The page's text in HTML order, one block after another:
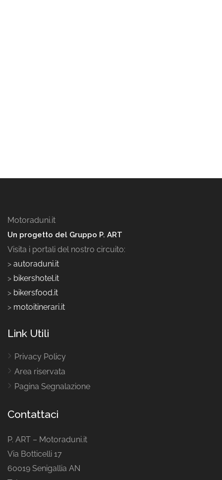
Motoraduni.it
Un progetto del Gruppo P. ART
Visita i portali del nostro circuito:
> autoraduni.it
> bikershotel.it
> bikersfood.it
> motoitinerari.it
Link Utili
Privacy Policy
Area riservata
Pagina Segnalazione
Contattaci
P. ART – Motoraduni.it
Via Botticelli 17
60019 Senigallia AN